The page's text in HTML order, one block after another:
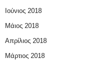
Ιούνιος 2018
Μάιος 2018
Απρίλιος 2018
Μάρτιος 2018